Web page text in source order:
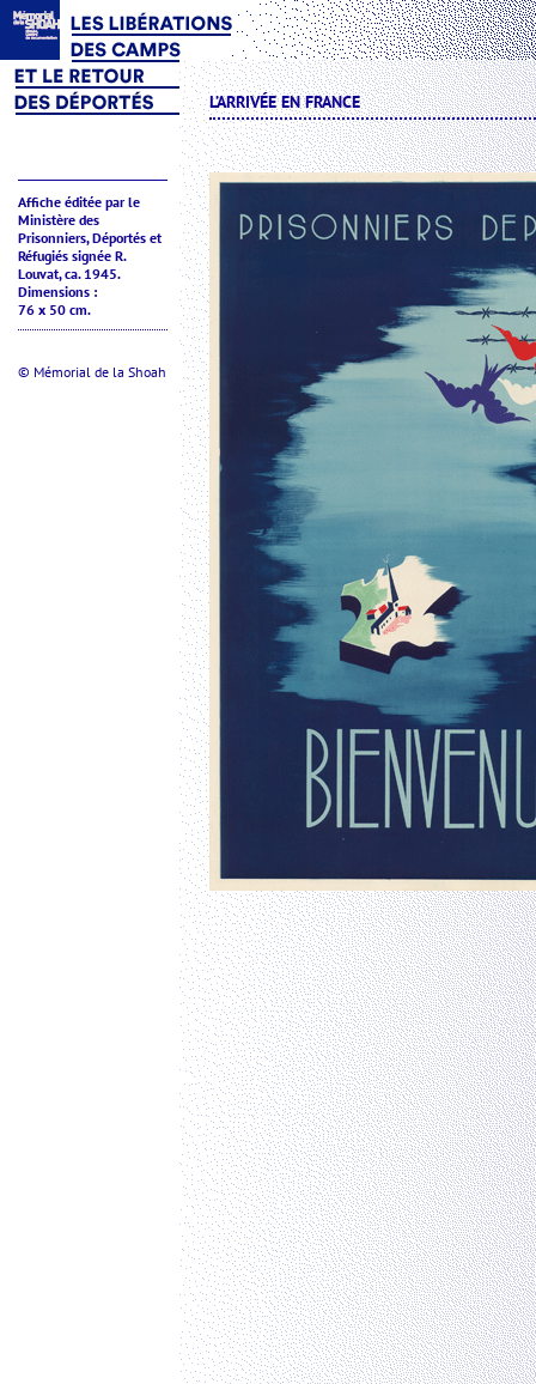
Affiche éditée par le
Ministère des
Prisonniers, Déportés et
Réfugiés signée R.
Louvat, ca. 1945.
Dimensions :
76 x 50 cm.
© Mémorial de la Shoah
L’ARRIVÉE EN FRANCE